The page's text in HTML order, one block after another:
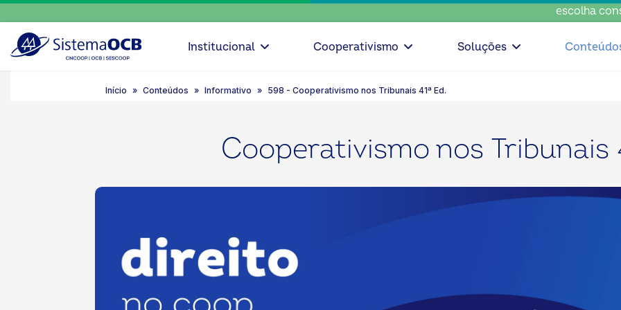
escolha
Institucional Cooperativismo Soluções
Início Conteúdos Informativo 598 - Cooperativismo nos Tribunais 41ª Ed.
Cooperativismo nos Tribunais